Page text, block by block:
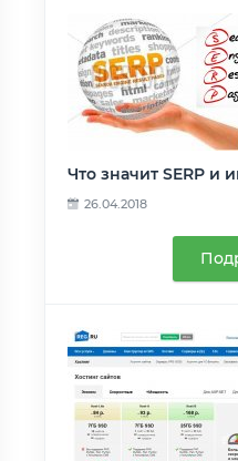
Что значит SERP и
26.04.2018